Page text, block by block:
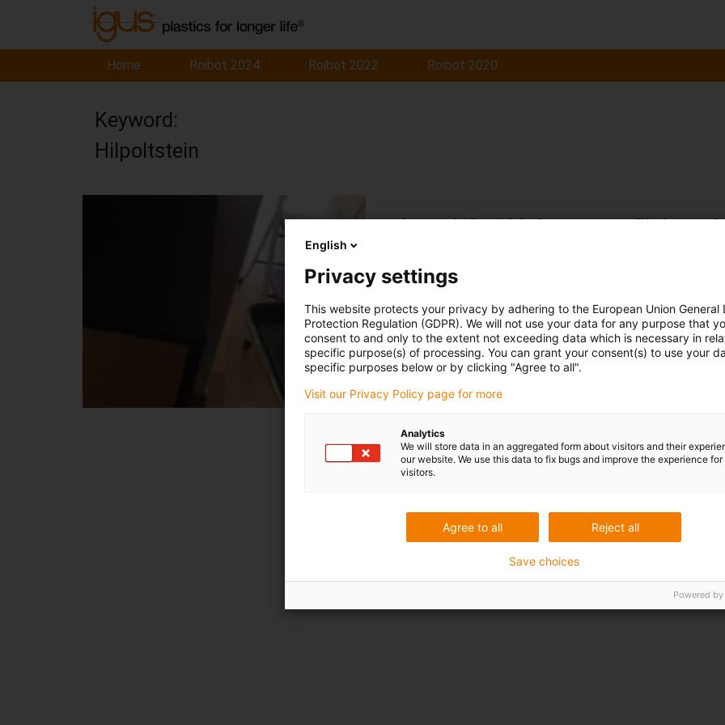
Home Roibot 2024 Roibot 2022 Roibot 2020
Keyword:
Hilpoltstein
Award ID: 662 Company: Elektro-
Badspiegelschrank ausgestattet mit Soundanlage und
Das Highlight ist die elektrische Höhenverstellung des
Die Höhenverstellung wird angetrieben mittels einer
Die Außenlagerung des Spiegels erfolgt mit Drylin W
Read more...
English
Privacy settings
This website protects your privacy by adhering to the European Union General
Protection Regulation (GDPR). We will not use your data for any purpose that
consent to and only to the extent not exceeding data which is necessary in
specific purpose(s) of processing. You can grant your consent(s) to use your
specific purposes below or by clicking "Agree to all".
Visit our Privacy Policy page for more
Analytics
We will store data in an aggregated form about visitors and their
our website. We use this data to fix bugs and improve the experience for
visitors.
Agree to all Reject all
Save choices
Powered by